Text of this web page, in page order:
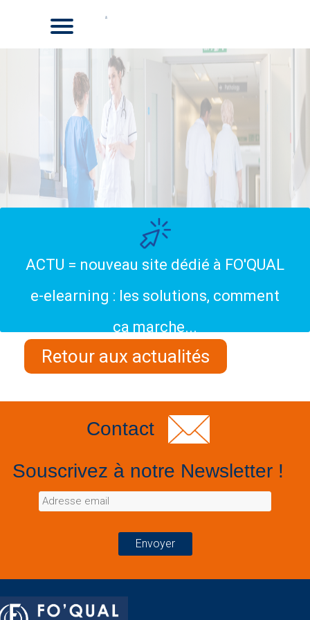
ACTU = nouveau site dédié à FO'QUAL
e-elearning : les solutions, comment
ça marche...
Retour aux actualités
Contact
Souscrivez à notre Newsletter !